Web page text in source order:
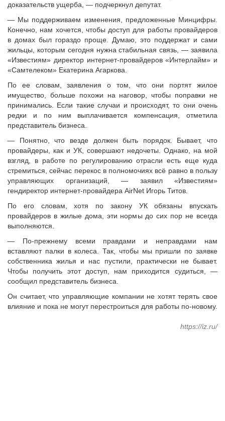
доказательств ущерба, — подчеркнул депутат.
— Мы поддерживаем изменения, предложенные Минцифры.
Конечно, нам хочется, чтобы доступ для работы провайдеров
в домах был гораздо проще. Думаю, это поддержат и сами
жильцы, которым сегодня нужна стабильная связь, — заявила
«Известиям» директор интернет-провайдеров «Интерлайм» и
«Самтелеком» Екатерина Агаркова.
По ее словам, заявления о том, что они портят жилое
имущество, больше похожи на наговор, чтобы поправки не
принимались. Если такие случаи и происходят, то они очень
редки и по ним выплачивается компенсация, отметила
представитель бизнеса.
— Понятно, что везде должен быть порядок. Бывает, что
провайдеры, как и УК, совершают недочеты. Однако, на мой
взгляд, в работе по регулированию отрасли есть еще куда
стремиться, сейчас перекос в полномочиях всё равно в пользу
управляющих организаций, — заявил «Известиям»
гендиректор интернет-провайдера AirNet Игорь Титов.
По его словам, хотя по закону УК обязаны впускать
провайдеров в жилые дома, эти нормы до сих пор не всегда
выполняются.
— По-прежнему всеми правдами и неправдами нам
вставляют палки в колеса. Так, чтобы мы пришли по заявке
собственника жилья и нас пустили, практически не бывает.
Чтобы получить этот доступ, нам приходится судиться, —
сообщил представитель бизнеса.
Он считает, что управляющие компании не хотят терять свое
влияние и пока не могут перестроиться для работы по-новому.
https://iz.ru/